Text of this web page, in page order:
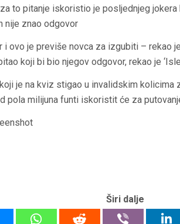
to pitanje iskoristio je posljednjeg
nije znao odgovor
i ovo je previše novca za izgubiti – rekao
koji bi bio njegov odgovor, rekao je
je na kviz stigao u invalidskim kolicima
pola milijuna funti iskoristit će za
Širi dalje